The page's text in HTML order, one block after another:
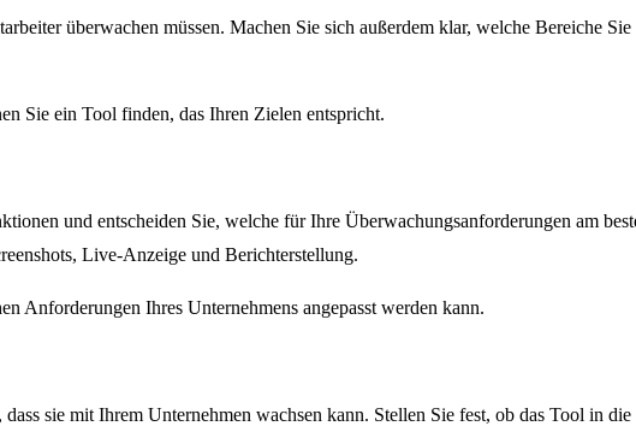
überwachen müssen. Machen Sie sich außerdem klar, welche Bereiche
Sie ein Tool finden, das Ihren Zielen entspricht.
und entscheiden Sie, welche für Ihre Überwachungsanforderungen am
Live-Anzeige und Berichterstellung.
Anforderungen Ihres Unternehmens angepasst werden kann.
sie mit Ihrem Unternehmen wachsen kann. Stellen Sie fest, ob das Tool in